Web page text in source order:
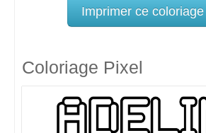
Imprimer ce coloriage
Coloriage Pixel